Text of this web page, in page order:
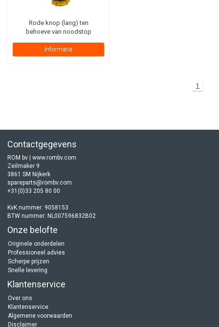
Rode knop (lang) ten
behoeve van noodstop
Informatie
1
Contactgegevens
ROM bv | www.rombv.com
Zeilmaker 9
3861 SM Nijkerk
spareparts@rombv.com
+31(0)33 205 80 00
KvK nummer: 9058153
BTW nummer: NL007596832B02
Onze belofte
Originele onderdelen
Professioneel advies
Scherpe prijzen
Snelle levering
Klantenservice
Over ons
Klantenservice
Algemene voorwaarden
Disclaimer